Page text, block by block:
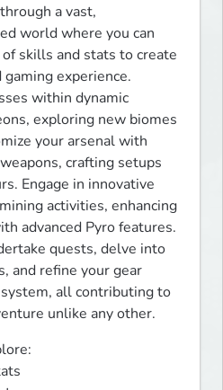
a vast,
world where you can
skills and stats to create
experience.
within dynamic
exploring new biomes
your arsenal with
crafting setups
Engage in innovative
activities, enhancing
advanced Pyro features.
quests, delve into
and refine your gear
all contributing to
unlike any other.